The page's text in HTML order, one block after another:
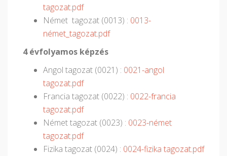
tagozat.pdf
Német tagozat (0013) : 0013-
német_tagozat.pdf
4 évfolyamos képzés
Angol tagozat (0021) : 0021-angol
tagozat.pdf
Francia tagozat (0022) : 0022-francia
tagozat.pdf
Német tagozat (0023) : 0023-német
tagozat.pdf
Fizika tagozat (0024) : 0024-fizika tagozat.pdf